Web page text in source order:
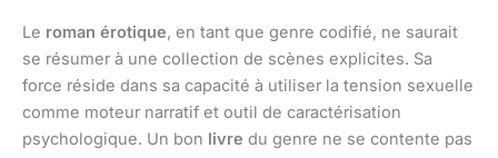
Le roman érotique, en tant que genre codifié, ne saurait
se résumer à une collection de scènes explicites. Sa
force réside dans sa capacité à utiliser la tension sexuelle
comme moteur narratif et outil de caractérisation
psychologique. Un bon livre du genre ne se contente pas